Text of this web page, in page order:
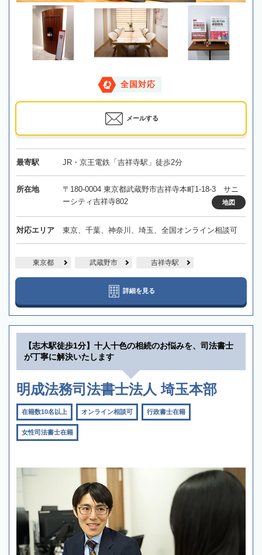
全国対応
メールする
最寄駅 JR・京王電鉄「吉祥寺駅」徒歩2分
所在地
〒180-0004 東京都武蔵野市吉祥寺本町1-18-3 サニ
ーシティ吉祥寺802
地図
対応エリア 東京、千葉、神奈川、埼玉、全国オンライン相談可
東京都 武蔵野市 吉祥寺駅
詳細を見る
【志木駅徒歩1分】十人十色の相続のお悩みを、司法書士
が丁寧に解決いたします
明成法務司法書士法人 埼玉本部
在籍数10名以上 オンライン相談可 行政書士在籍
女性司法書士在籍